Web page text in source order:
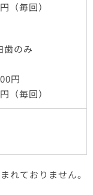
毎回）
のみ
円
毎回）
れておりません。